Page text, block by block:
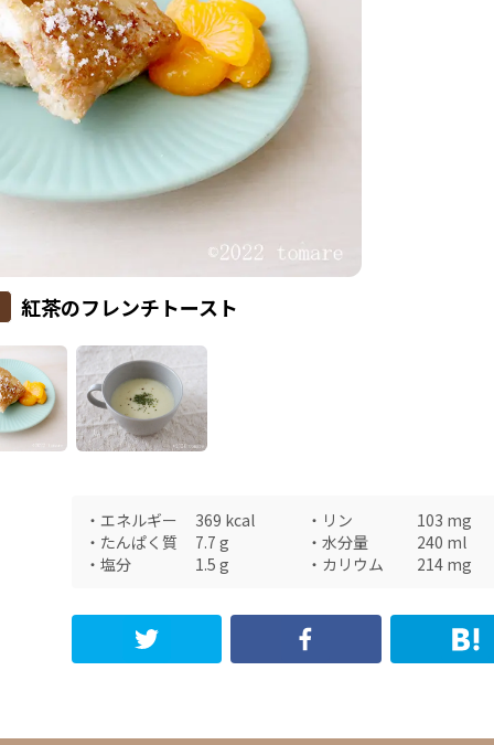
紅茶のフレンチトースト
・ エネルギー 369 kcal ・ リン 103 mg
・ たんぱく質 7.7 g ・ 水分量 240 ml
・ 塩分 1.5 g ・ カリウム 214 mg